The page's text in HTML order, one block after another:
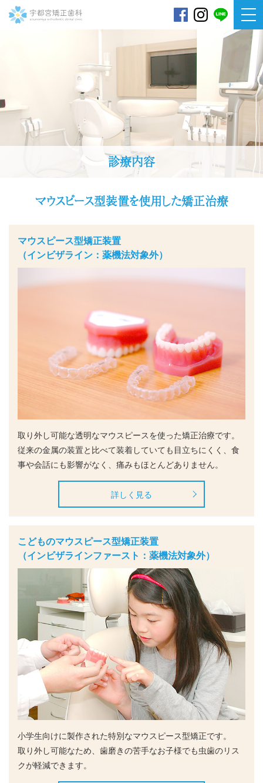
診療内容
マウスピース型装置を使用した矯正治療
マウスピース型矯正装置
（インビザライン：薬機法対象外）
取り外し可能な透明なマウスピースを使った矯正治療です。
従来の金属の装置と比べて装着していても目立ちにくく、食
事や会話にも影響がなく、痛みもほとんどありません。
詳しく見る
こどものマウスピース型矯正装置
（インビザラインファースト：薬機法対象外）
小学生向けに製作された特別なマウスピース型矯正です。
取り外し可能なため、歯磨きの苦手なお子様でも虫歯のリス
クが軽減できます。